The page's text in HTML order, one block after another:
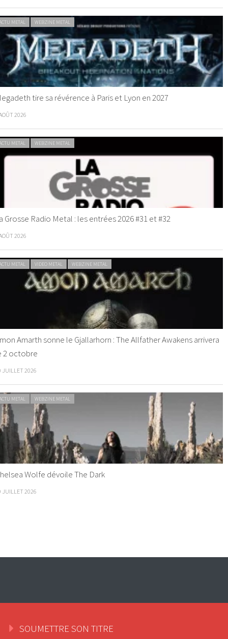
METAL WEBZINE METAL
tire sa révérence à Paris et Lyon en 2027
2026
METAL WEBZINE METAL
Grosse Radio Metal : les entrées 2026 #31 et #32
2026
METAL VIDEO METAL WEBZINE METAL
Amarth sonne le Gjallarhorn : The Allfather Awakens arrivera
2 octobre
JUILLET 2026
METAL WEBZINE METAL
Wolfe dévoile The Dark
JUILLET 2026
SOUMETTRE SON TITRE